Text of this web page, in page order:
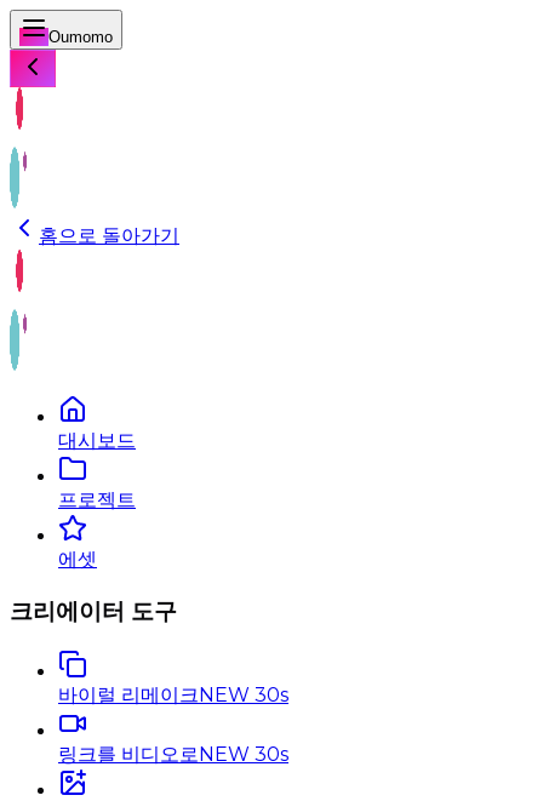
Oumomo
홈으로 돌아가기
대시보드
프로젝트
에셋
크리에이터 도구
바이럴 리메이크 NEW 30s
링크를 비디오로 NEW 30s